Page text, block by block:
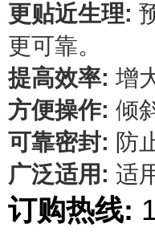
更贴近生理:
更可靠。
提高效率: 增
方便操作: 倾
可靠密封: 防
广泛适用: 适
订购热线: